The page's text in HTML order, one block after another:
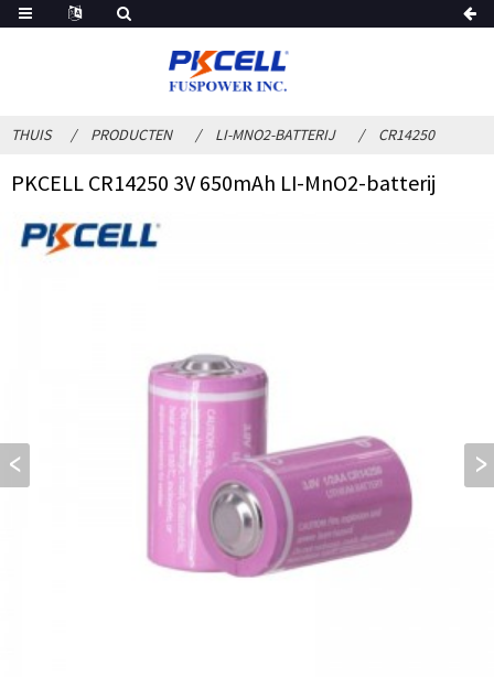
THUIS PRODUCTEN LI-MNO2-BATTERIJ CR14250
PKCELL CR14250 3V 650mAh LI-MnO2-batterij